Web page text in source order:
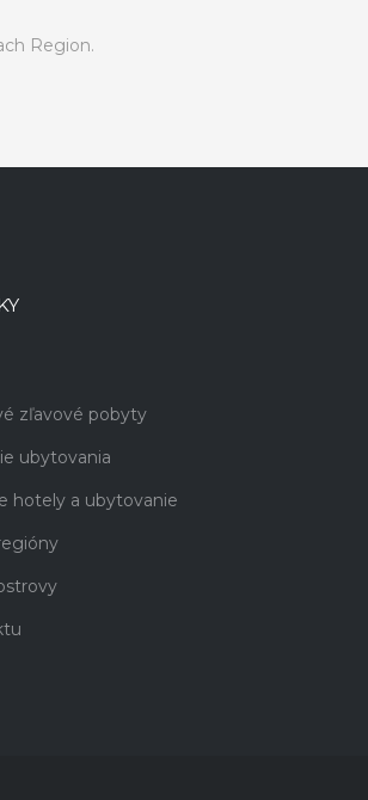
Region.
zľavové pobyty
ubytovania
hotely a ubytovanie